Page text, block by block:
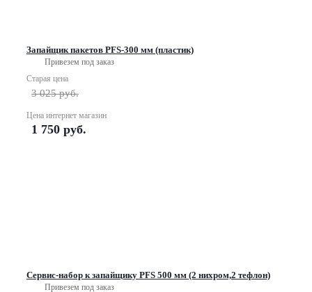
Запайщик пакетов PFS-300 мм (пластик)
Привезем под заказ
Старая цена
3 025руб.
Цена интернет магазин
1 750 руб.
Сервис-набор к запайщику PFS 500 мм (2 нихром,2 тефлон)
Привезем под заказ